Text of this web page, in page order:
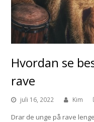
Hvordan se
rave
juli 16, 2022 Kim
Drar de unge på rave